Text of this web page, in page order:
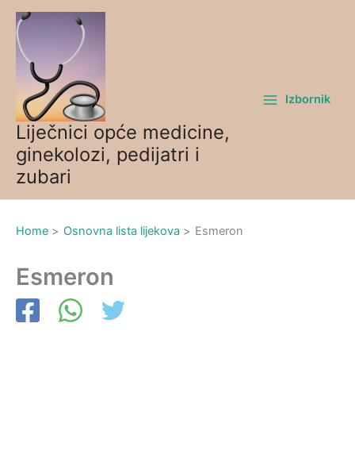
Skip
content
Liječnici opće medicine,
ginekolozi, pedijatri i
zubari
Izbornik
Home Osnovna lista lijekova Esmeron
Esmeron